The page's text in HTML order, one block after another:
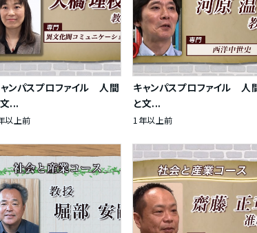
ンパスプロファイル 人間
...
以上前
キャンパスプロファイル 人
と文...
1年以上前